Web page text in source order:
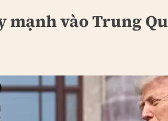
mạnh vào Trung